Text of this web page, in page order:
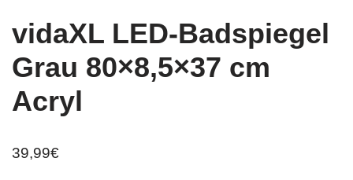
vidaXL LED-Badspiegel
Grau 80×8,5×37 cm
Acryl
39,99€